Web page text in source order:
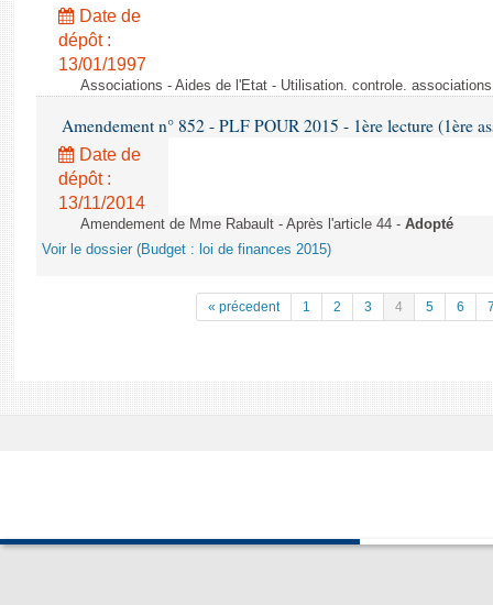
Date de
dépôt :
13/01/1997
Associations - Aides de l'Etat - Utilisation. controle.
Amendement n° 852 - PLF POUR 2015 - 1ère lecture (1ère
Date de
dépôt :
13/11/2014
Amendement de Mme Rabault - Après l'article 44 - Adopté
Voir le dossier (Budget : loi de finances 2015)
« précedent 1 2 3 4 5 6